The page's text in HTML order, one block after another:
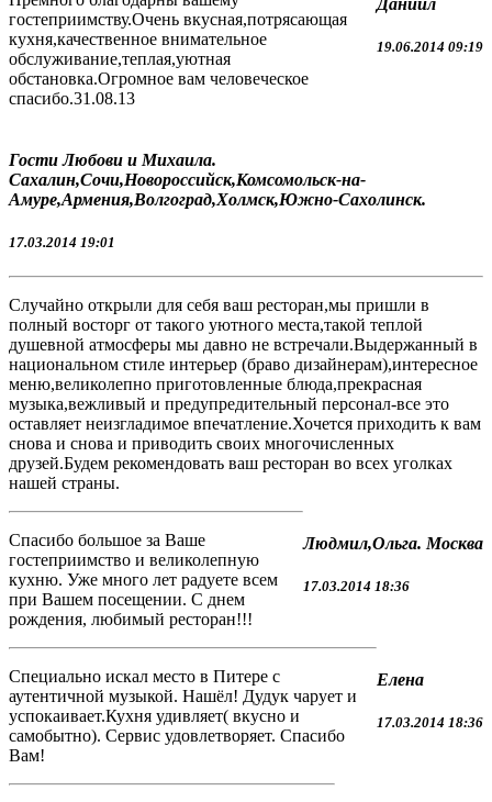
19.06.2014 09:19
гостеприимству.Очень вкусная,потрясающая
кухня,качественное внимательное
обслуживание,теплая,уютная
обстановка.Огромное вам человеческое
спасибо.31.08.13
Гости Любови и Михаила.
Сахалин,Сочи,Новороссийск,Комсомольск-на-
Амуре,Армения,Волгоград,Холмск,Южно-Сахолинск.
17.03.2014 19:01
Случайно открыли для себя ваш ресторан,мы пришли в
полный восторг от такого уютного места,такой теплой
душевной атмосферы мы давно не встречали.Выдержанный в
национальном стиле интерьер (браво дизайнерам),интересное
меню,великолепно приготовленные блюда,прекрасная
музыка,вежливый и предупредительный персонал-все это
оставляет неизгладимое впечатление.Хочется приходить к вам
снова и снова и приводить своих многочисленных
друзей.Будем рекомендовать ваш ресторан во всех уголках
нашей страны.
Людмил,Ольга. Москва
17.03.2014 18:36
Спасибо большое за Ваше
гостеприимство и великолепную
кухню. Уже много лет радуете всем
при Вашем посещении. С днем
рождения, любимый ресторан!!!
Елена
17.03.2014 18:36
Специально искал место в Питере с
аутентичной музыкой. Нашёл! Дудук чарует и
успокаивает.Кухня удивляет( вкусно и
самобытно). Сервис удовлетворяет. Спасибо
Вам!